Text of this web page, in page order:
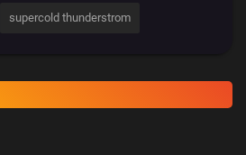
supercold thunderstrom